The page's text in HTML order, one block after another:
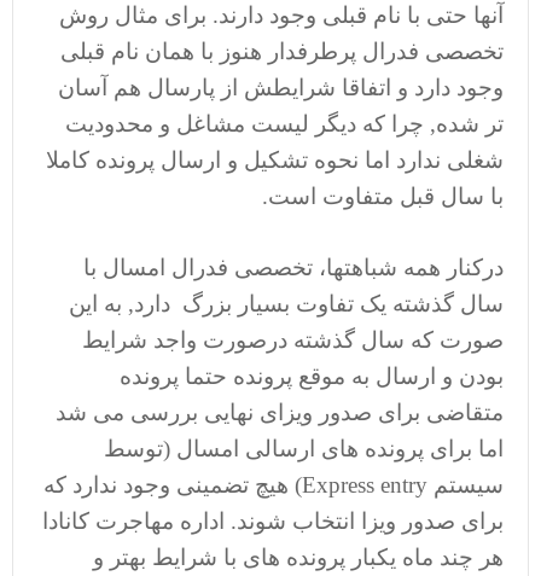
آنها حتی با نام قبلی وجود دارند. برای مثال روش
تخصصی فدرال پرطرفدار هنوز با همان نام قبلی
وجود دارد و اتفاقا شرایطش از پارسال هم آسان
تر شده, چرا که دیگر لیست مشاغل و محدودیت
شغلی ندارد اما نحوه تشکیل و ارسال پرونده کاملا
با سال قبل متفاوت است.
درکنار همه شباهتها، تخصصی فدرال امسال با
سال گذشته یک تفاوت بسیار بزرگ دارد, به این
صورت که سال گذشته درصورت واجد شرایط
بودن و ارسال به موقع پرونده حتما پرونده
متقاضی برای صدور ویزای نهایی بررسی می شد
اما برای پرونده های ارسالی امسال (توسط
سیستم Express entry) هیچ تضمینی وجود ندارد که
برای صدور ویزا انتخاب شوند. اداره مهاجرت کانادا
هر چند ماه یکبار پرونده های با شرایط بهتر و